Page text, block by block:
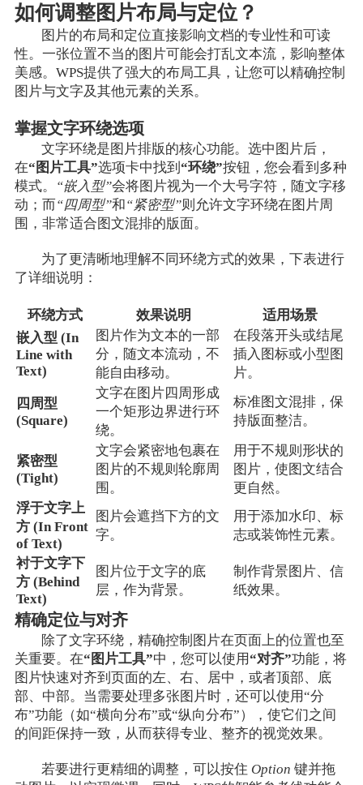
如何调整图片布局与定位？
图片的布局和定位直接影响文档的专业性和可读
性。一张位置不当的图片可能会打乱文本流，影响整体
美感。WPS提供了强大的布局工具，让您可以精确控制
图片与文字及其他元素的关系。
掌握文字环绕选项
文字环绕是图片排版的核心功能。选中图片后，
在“图片工具”选项卡中找到 “环绕”按钮，您会看到多种
模式。
“嵌入型”会将图片视为一个大号字符，随文字移
动；而“四周型”和“紧密型”则允许文字环绕在图片周
围，非常适合图文混排的版面。
为了更清晰地理解不同环绕方式的效果，下表进行
了详细说明：
环绕方式 效果说明
适用场景
嵌入型 (In
Line with
Text)
图片作为文本的一部
分，随文本流动，不
能自由移动。
在段落开头或结尾
插入图标或小型图
片。
四周型
(Square)
文字在图片四周形成
一个矩形边界进行环
绕。
标准图文混排，保
持版面整洁。
紧密型
(Tight)
文字会紧密地包裹在
图片的不规则轮廓周
围。
用于不规则形状的
图片，使图文结合
更自然。
浮于文字上
方 (In Front
of Text)
图片会遮挡下方的文
字。
用于添加水印、标
志或装饰性元素。
衬于文字下
方 (Behind
Text)
图片位于文字的底
层，作为背景。
制作背景图片、信
纸效果。
精确定位与对齐
除了文字环绕，精确控制图片在页面上的位置也至
关重要。在“图片工具”中，您可以使用“对齐”功能，将
图片快速对齐到页面的左、右、居中，或者顶部、底
部、中部。当需要处理多张图片时，还可以使用“分
布”功能（如“横向分布”或“纵向分布”），使它们之间
的间距保持一致，从而获得专业、整齐的视觉效果。
若要进行更精细的调整，可以按住 Option 键并拖